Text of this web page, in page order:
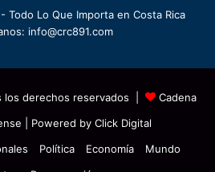
Todo Lo Que Importa en Costa Rica
info@crc891.com
los derechos reservados |
Cadena
| Powered by Click Digital
Política Economía
Mundo